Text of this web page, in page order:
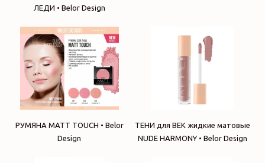
ЛЕДИ • Belor Design
РУМЯНА MATT TOUCH • Belor
Design
ТЕНИ для ВЕК жидкие матовые
NUDE HARMONY • Belor Design